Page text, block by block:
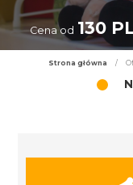
Cena od 130
Strona główna /